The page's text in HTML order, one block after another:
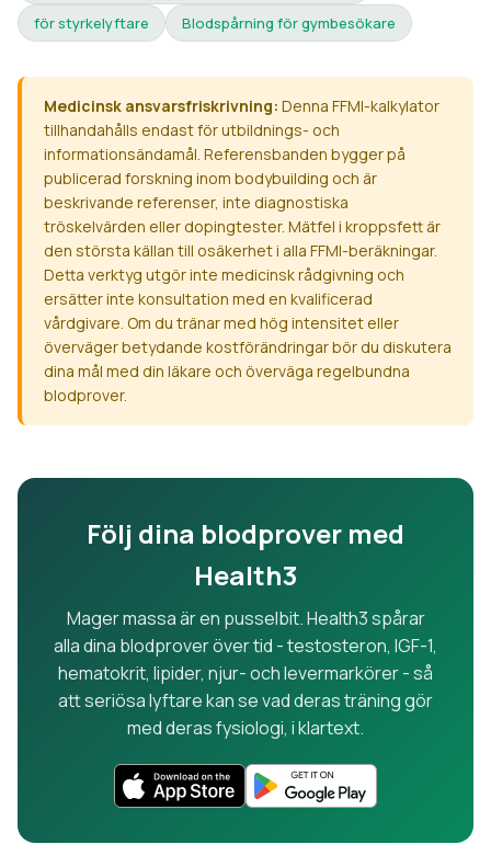
för styrkelyftare
Blodspårning för gymbesökare
Medicinsk ansvarsfriskrivning: Denna FFMI-kalkylator
tillhandahålls endast för utbildnings- och
informationsändamål. Referensbanden bygger på
publicerad forskning inom bodybuilding och är
beskrivande referenser, inte diagnostiska
tröskelvärden eller dopingtester. Mätfel i kroppsfett är
den största källan till osäkerhet i alla FFMI-beräkningar.
Detta verktyg utgör inte medicinsk rådgivning och
ersätter inte konsultation med en kvalificerad
vårdgivare. Om du tränar med hög intensitet eller
överväger betydande kostförändringar bör du diskutera
dina mål med din läkare och överväga regelbundna
blodprover.
Följ dina blodprover med
Health3
Mager massa är en pusselbit. Health3 spårar
alla dina blodprover över tid - testosteron, IGF-1,
hematokrit, lipider, njur- och levermarkörer - så
att seriösa lyftare kan se vad deras träning gör
med deras fysiologi, i klartext.